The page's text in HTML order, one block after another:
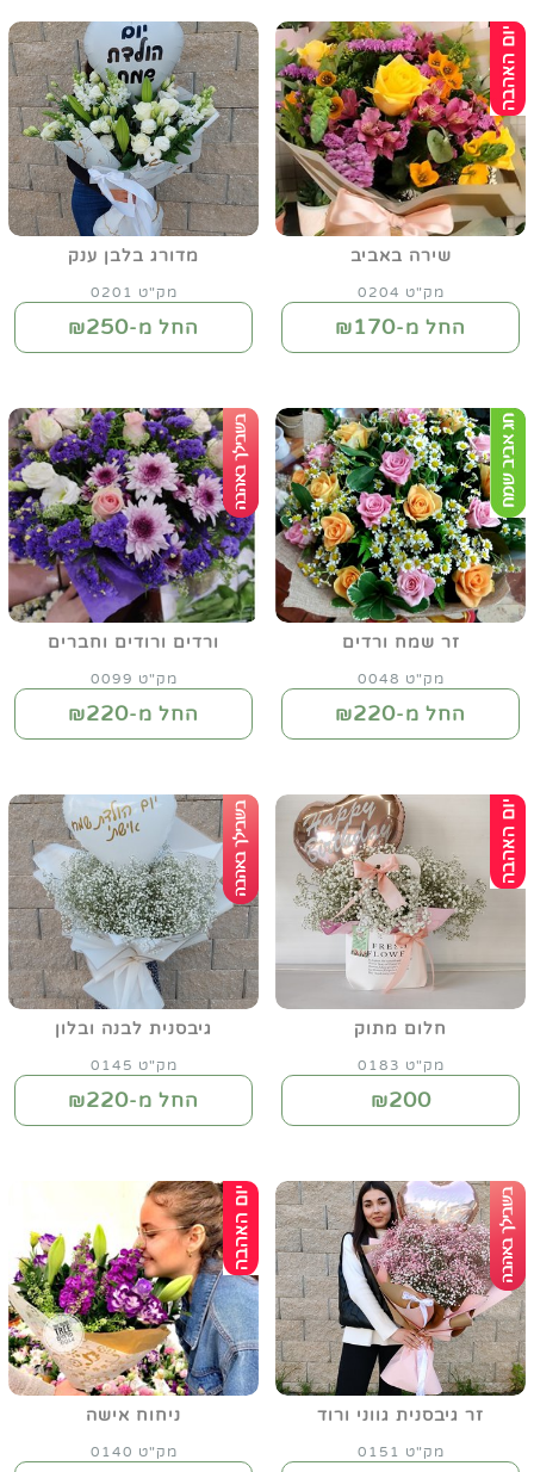
שירה באביב
מק"ט 0204
החל מ-₪170
מדורג בלבן ענק
מק"ט 0201
החל מ-₪250
זר שמח ורדים
מק"ט 0048
החל מ-₪220
ורדים ורודים וחברים
מק"ט 0099
החל מ-₪220
חלום מתוק
מק"ט 0183
₪200
גיבסנית לבנה ובלון
מק"ט 0145
החל מ-₪220
זר גיבסנית גווני ורוד
מק"ט 0151
ניחוח אישה
מק"ט 0140